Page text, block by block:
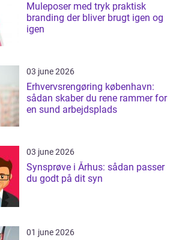
Muleposer med tryk praktisk
branding der bliver brugt igen og
igen
03 june 2026
Erhvervsrengøring københavn:
sådan skaber du rene rammer for
en sund arbejdsplads
03 june 2026
Synsprøve i Århus: sådan passer
du godt på dit syn
01 june 2026